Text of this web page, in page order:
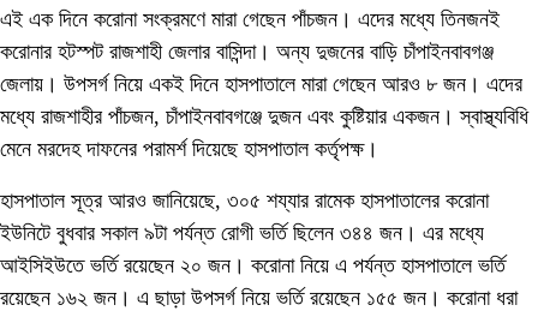
এই এক দিনে করোনা সংক্রমণে মারা গেছেন পাঁচজন। এদের মধ্যে তিনজনই
করোনার হটস্পট রাজশাহী জেলার বাসিন্দা। অন্য দুজনের বাড়ি চাঁপাইনবাবগঞ্জ
জেলায়। উপসর্গ নিয়ে একই দিনে হাসপাতালে মারা গেছেন আরও ৮ জন। এদের
মধ্যে রাজশাহীর পাঁচজন, চাঁপাইনবাবগঞ্জে দুজন এবং কুষ্টিয়ার একজন। স্বাস্থ্যবিধি
মেনে মরদেহ দাফনের পরামর্শ দিয়েছে হাসপাতাল কর্তৃপক্ষ।
হাসপাতাল সূত্র আরও জানিয়েছে, ৩০৫ শয্যার রামেক হাসপাতালের করোনা
ইউনিটে বুধবার সকাল ৯টা পর্যন্ত রোগী ভর্তি ছিলেন ৩৪৪ জন। এর মধ্যে
আইসিইউতে ভর্তি রয়েছেন ২০ জন। করোনা নিয়ে এ পর্যন্ত হাসপাতালে ভর্তি
রয়েছেন ১৬২ জন। এ ছাড়া উপসর্গ নিয়ে ভর্তি রয়েছেন ১৫৫ জন। করোনা ধরা